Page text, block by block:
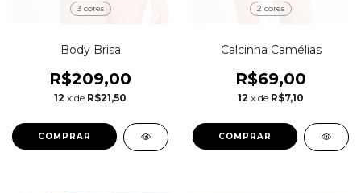
3 cores
Body Brisa
R$209,00
12 x de R$21,50
COMPRAR
2 cores
Calcinha Camélias
R$69,00
12 x de R$7,10
COMPRAR